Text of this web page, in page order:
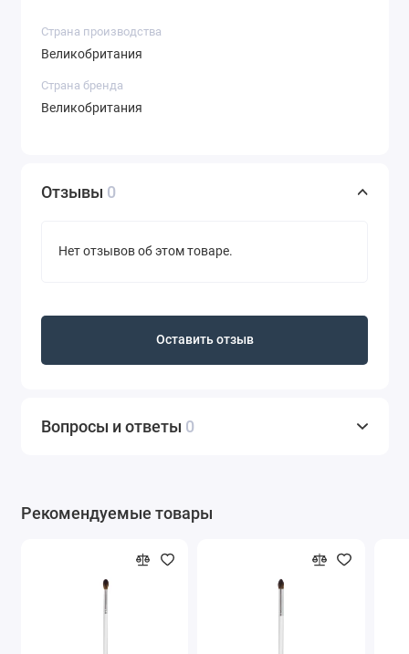
Страна производства
Великобритания
Страна бренда
Великобритания
Отзывы 0
Нет отзывов об этом товаре.
Оставить отзыв
Вопросы и ответы 0
Рекомендуемые товары